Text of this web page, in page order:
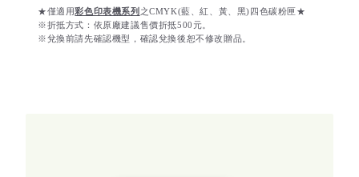
★僅適用彩色印表機系列 之CMYK(藍、紅、黃、黑)四色碳粉匣★
※折抵方式：依原廠建議售價折抵500元。
※兌換前請先確認機型，確認兌換後恕不修改贈品。